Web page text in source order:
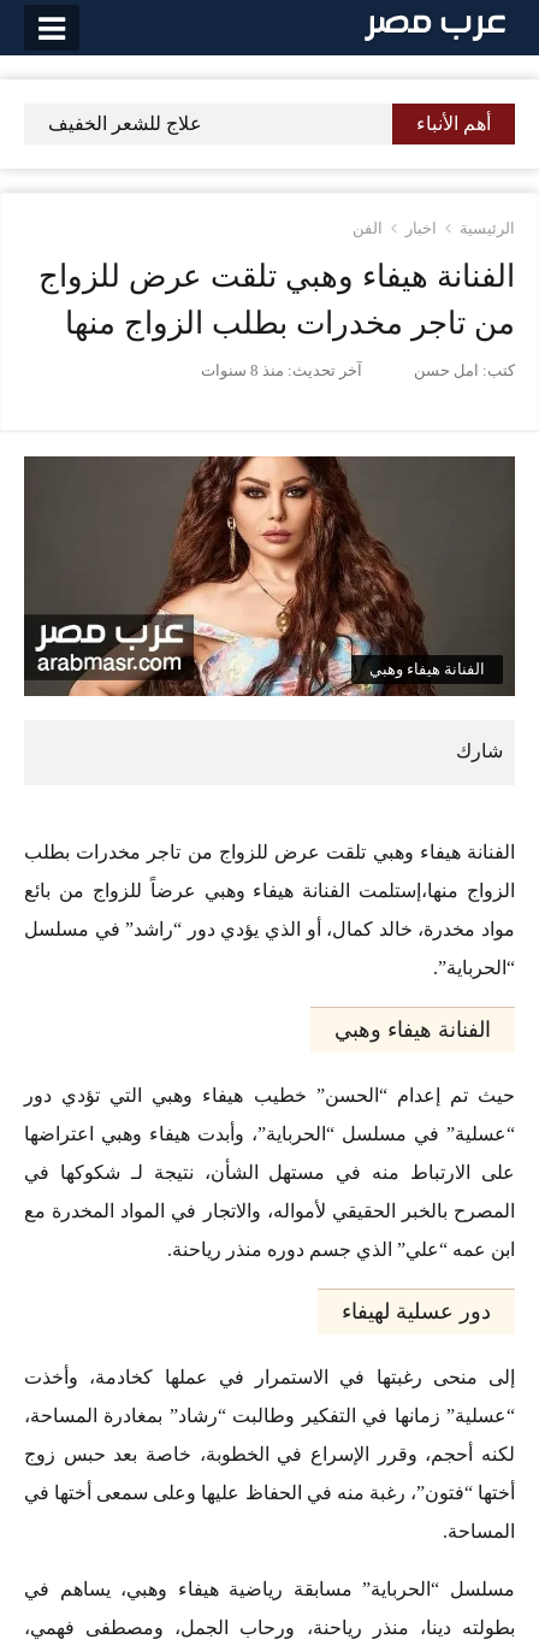
التخطي
أهم الأنباء علاج للشعر الخفيف
الرئيسية اخبار الفن
الفنانة هيفاء وهبي تلقت عرض للزواج
من تاجر مخدرات بطلب الزواج منها
كتب: امل حسن آخر تحديث: منذ 8 سنوات
الفنانة هيفاء وهبي
الفنانة هيفاء وهبي تلقت عرض للزواج من تاجر مخدرات بطلب
الزواج منها،إستلمت الفنانة هيفاء وهبي عرضاً للزواج من بائع
مواد مخدرة، خالد كمال، أو الذي يؤدي دور “راشد” في مسلسل
“الحرباية”.
الفنانة هيفاء وهبي
حيث تم إعدام “الحسن” خطيب هيفاء وهبي التي تؤدي دور
“عسلية” في مسلسل “الحرباية”، وأبدت هيفاء وهبي اعتراضها
على الارتباط منه في مستهل الشأن، نتيجة لـ شكوكها في
المصرح بالخبر الحقيقي لأمواله، والاتجار في المواد المخدرة مع
ابن عمه “علي” الذي جسم دوره منذر رياحنة.
دور عسلية لهيفاء
إلى منحى رغبتها في الاستمرار في عملها كخادمة، وأخذت
“عسلية” زمانها في التفكير وطالبت “رشاد” بمغادرة المساحة،
لكنه أحجم، وقرر الإسراع في الخطوبة، خاصة بعد حبس زوج
أختها “فتون”، رغبة منه في الحفاظ عليها وعلى سمعى أختها في
المساحة.
مسلسل “الحرباية” مسابقة رياضية هيفاء وهبي، يساهم في
بطولته دينا، منذر رياحنة، ورحاب الجمل، ومصطفى فهمي،